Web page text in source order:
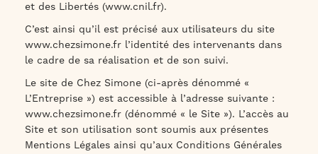
et des Libertés (www.cnil.fr).
C’est ainsi qu’il est précisé aux utilisateurs du site
www.chezsimone.fr l’identité des intervenants dans
le cadre de sa réalisation et de son suivi.
Le site de Chez Simone (ci-après dénommé «
L’Entreprise ») est accessible à l’adresse suivante :
www.chezsimone.fr (dénommé « le Site »). L’accès au
Site et son utilisation sont soumis aux présentes
Mentions Légales ainsi qu’aux Conditions Générales